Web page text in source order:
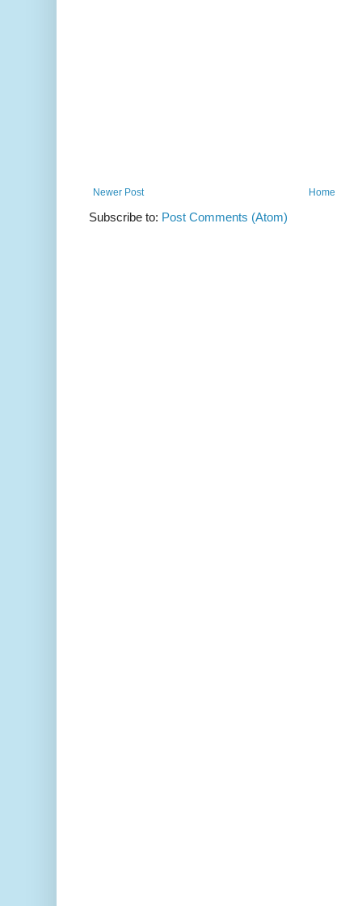
Newer Post Home
Subscribe to: Post Comments (Atom)